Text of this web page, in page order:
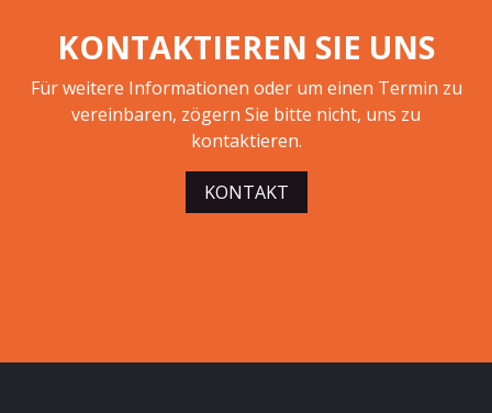
KONTAKTIEREN SIE UNS
Für weitere Informationen oder um einen Termin zu
vereinbaren, zögern Sie bitte nicht, uns zu
kontaktieren.
KONTAKT